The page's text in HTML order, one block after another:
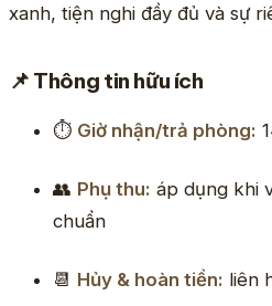
xanh, tiện nghi đầy đủ và sự
📌 Thông tin hữu ích
⏱ Giờ nhận/trả phòng:
👥 Phụ thu: áp dụng khi
chuẩn
📆 Hủy & hoàn tiền: liên